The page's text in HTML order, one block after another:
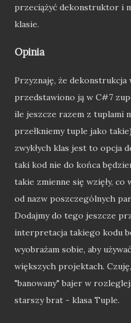
przeciążyć dekonstruktor i
klasie.
Opinia
Przyznaję, że
przedstawiono ją w C#7
ile jeszcze razem z tuplami
przełkniemy tuple jako
zwykłych klas jest to opcja
taki kod nie do końca
takie zmienne się wzięły, co
od nazw poszczególnych
Dodajmy do tego jeszcze
interpretacja takiego kodu
wyobrażam sobie, aby
większych projektach.
"banowany" bajer w
starszy brat - klasa Tuple.